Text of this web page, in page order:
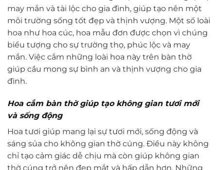
may mắn và tài lộc cho gia đình, giúp tạo nên một
môi trường sống tốt đẹp và thịnh vượng. Một số loài
hoa như hoa cúc, hoa mẫu đơn được chọn vì chúng
biểu tượng cho sự trường thọ, phúc lộc và may
mắn. Việc cắm những loài hoa này trên bàn thờ
giúp cầu mong sự bình an và thịnh vượng cho gia
đình.
Hoa cắm bàn thờ giúp tạo không gian tươi mới
và sống động
Hoa tươi giúp mang lại sự tươi mới, sống động và
sáng sủa cho không gian thờ cúng. Điều này không
chỉ tạo cảm giác dễ chịu mà còn giúp không gian
thờ cúng trở nên đẹp mắt và hấp dẫn hơn. Những